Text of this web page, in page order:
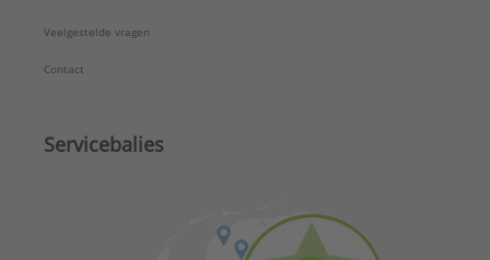
Veelgestelde vragen
Contact
Servicebalies